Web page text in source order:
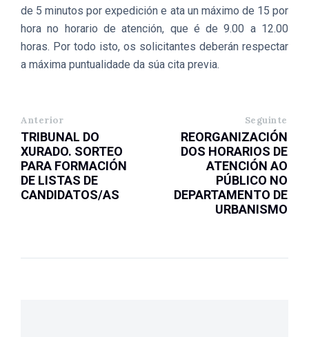
de 5 minutos por expedición e ata un máximo de 15 por
hora no horario de atención, que é de 9.00 a 12.00
horas. Por todo isto, os solicitantes deberán respectar
a máxima puntualidade da súa cita previa.
Anterior
TRIBUNAL DO
XURADO. SORTEO
PARA FORMACIÓN
DE LISTAS DE
CANDIDATOS/AS
Seguinte
REORGANIZACIÓN
DOS HORARIOS DE
ATENCIÓN AO
PÚBLICO NO
DEPARTAMENTO DE
URBANISMO